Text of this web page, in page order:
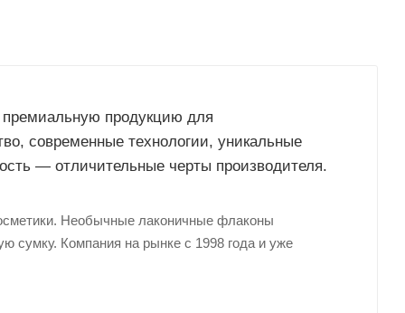
продукцию для
современные технологии, уникальные
— отличительные черты производителя.
Необычные лаконичные флаконы
сумку. Компания на рынке с 1998 года и уже